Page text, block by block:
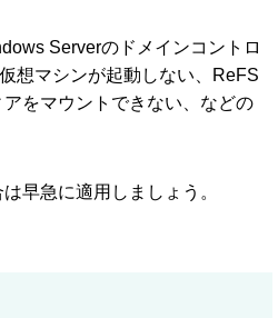
Serverのドメインコントロ
想マシンが起動しない、ReFS
をマウントできない、などの
早急に適用しましょう。